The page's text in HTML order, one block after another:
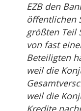
EZB den
öffentlichen
größten Teil
von fast
Beteiligten
weil die
weil die
Kredite